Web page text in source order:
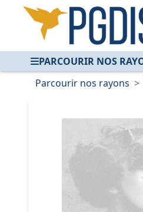
PARCOURIR NOS
Parcourir nos rayons